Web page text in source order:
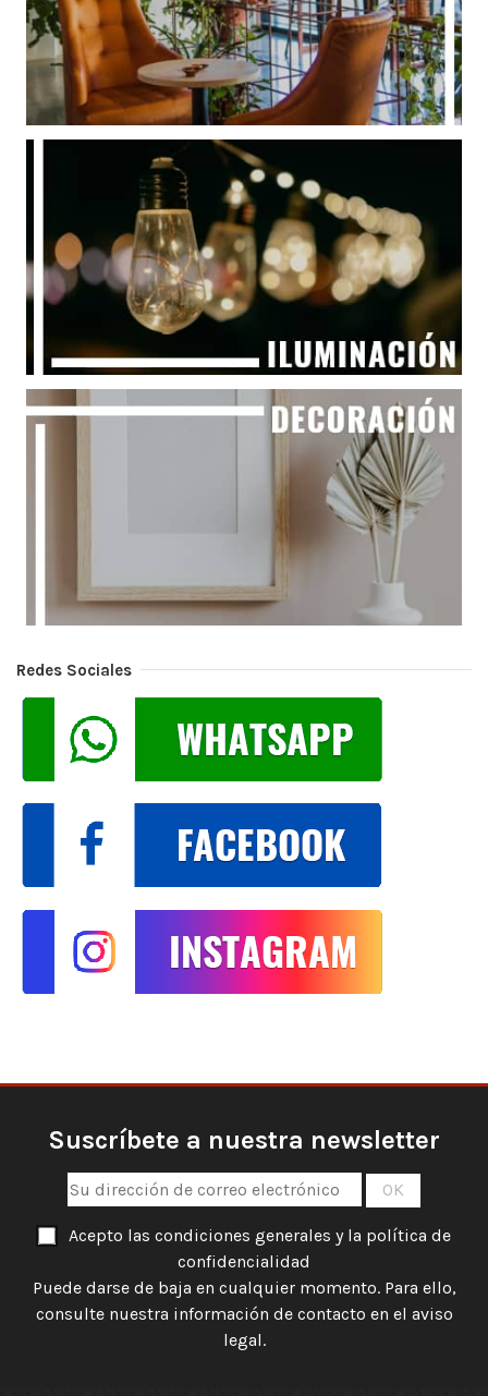
Redes Sociales
Suscríbete a nuestra newsletter
Acepto las condiciones generales y la política de
confidencialidad
Puede darse de baja en cualquier momento. Para ello,
consulte nuestra información de contacto en el aviso
legal.